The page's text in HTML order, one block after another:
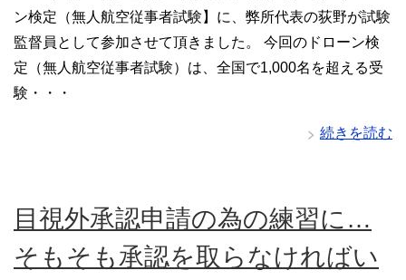
ン検定（無人航空従事者試験】に、弊所代表の荻野が試験
監督員として参加させて頂きました。 今回のドローン検
定（無人航空従事者試験）は、全国で1,000名を超える受
験・・・
続きを読む
目視外承認申請の為の練習に…
そもそも承認を取らなければい